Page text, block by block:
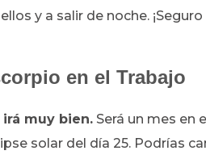
y a salir de noche. ¡Seguro
en el Trabajo
irá muy bien. Será un mes en
solar del día 25. Podrías